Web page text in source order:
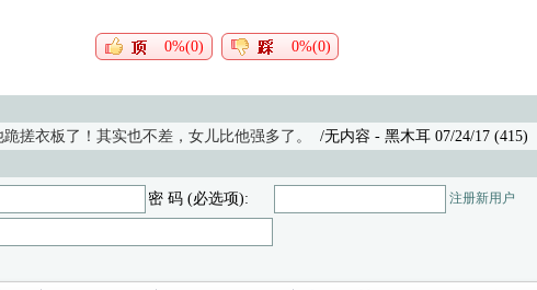
0%(0) 0%(0)
搓衣板了！其实也不差，女儿比他强多了。 /无内容 - 黑木耳 07/24/17 (415)
密 码 (必选项): 注册新用户